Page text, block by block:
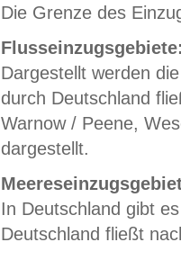
Die Grenze des
Dargestellt werden
durch Deutschland
Warnow / Peene,
dargestellt.
In Deutschland gibt
Deutschland fließt